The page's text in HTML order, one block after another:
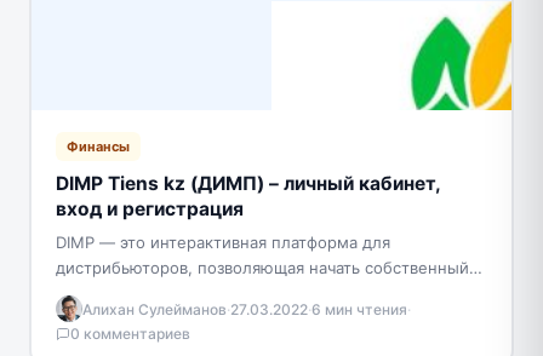
Финансы
DIMP Tiens kz (ДИМП) – личный кабинет,
вход и регистрация
DIMP — это интерактивная платформа для
дистрибьюторов, позволяющая начать собственный
дистанционный бизнес без вложений. При
сотрудничестве с сервисом действует реферальная
программа. Каждый…
Алихан Сулейманов·27.03.2022·6 мин чтения·
0 комментариев